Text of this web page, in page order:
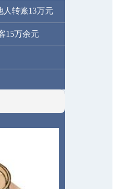
人转账13万元
15万余元